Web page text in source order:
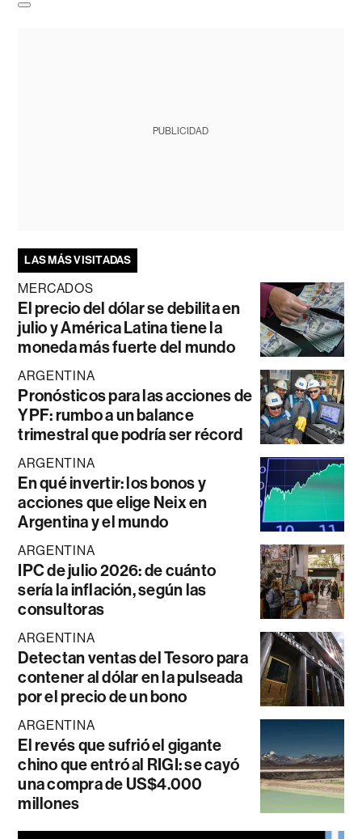
PUBLICIDAD
LAS MÁS VISITADAS
MERCADOS
El precio del dólar se debilita en
julio y América Latina tiene la
moneda más fuerte del mundo
ARGENTINA
Pronósticos para las acciones de
YPF: rumbo a un balance
trimestral que podría ser récord
ARGENTINA
En qué invertir: los bonos y
acciones que elige Neix en
Argentina y el mundo
ARGENTINA
IPC de julio 2026: de cuánto
sería la inflación, según las
consultoras
ARGENTINA
Detectan ventas del Tesoro para
contener al dólar en la pulseada
por el precio de un bono
ARGENTINA
El revés que sufrió el gigante
chino que entró al RIGI: se cayó
una compra de US$4.000
millones